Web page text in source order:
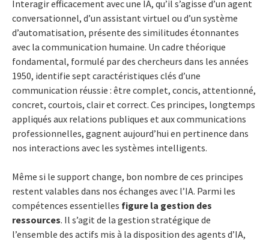
Interagir efficacement avec une IA, qu’il s’agisse d’un agent
conversationnel, d’un assistant virtuel ou d’un système
d’automatisation, présente des similitudes étonnantes
avec la communication humaine. Un cadre théorique
fondamental, formulé par des chercheurs dans les années
1950, identifie sept caractéristiques clés d’une
communication réussie : être complet, concis, attentionné,
concret, courtois, clair et correct. Ces principes, longtemps
appliqués aux relations publiques et aux communications
professionnelles, gagnent aujourd’hui en pertinence dans
nos interactions avec les systèmes intelligents.
Même si le support change, bon nombre de ces principes
restent valables dans nos échanges avec l’IA. Parmi les
compétences essentielles figure la gestion des
ressources. Il s’agit de la gestion stratégique de
l’ensemble des actifs mis à la disposition des agents d’IA,